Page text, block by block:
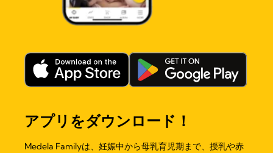
アプリをダウンロード！
Medela Familyは、妊娠中から母乳育児期まで、授乳や赤